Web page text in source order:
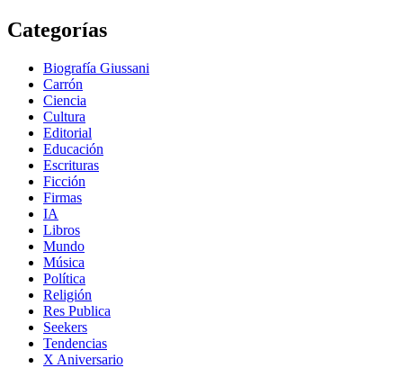
Categorías
Biografía Giussani
Carrón
Ciencia
Cultura
Editorial
Educación
Escrituras
Ficción
Firmas
IA
Libros
Mundo
Música
Política
Religión
Res Publica
Seekers
Tendencias
X Aniversario